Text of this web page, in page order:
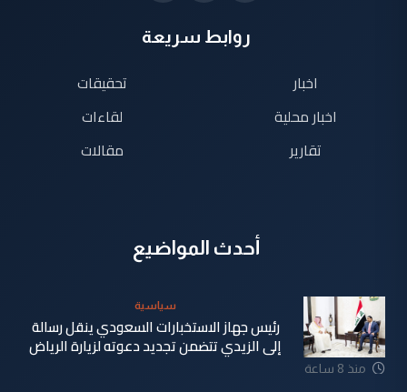
روابط سريعة
اخبار
اخبار محلية
تقارير
تحقيقات
لقاءات
مقالات
أحدث المواضيع
منذ 8 ساعة
سياسية
رئيس جهاز الاستخبارات السعودي ينقل رسالة
إلى الزيدي تتضمن تجديد دعوته لزيارة الرياض